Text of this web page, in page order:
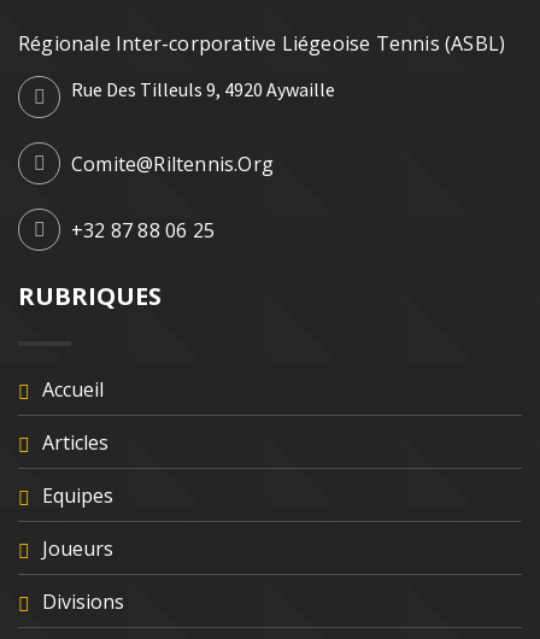
Régionale Inter-corporative Liégeoise Tennis (ASBL)
Rue Des Tilleuls 9, 4920 Aywaille
Comite@riltennis.org
+32 87 88 06 25
RUBRIQUES
Accueil
Articles
Equipes
Joueurs
Divisions